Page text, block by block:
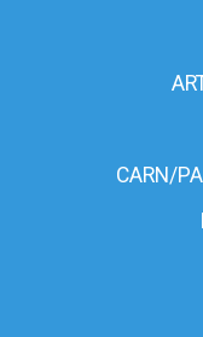
CARN/